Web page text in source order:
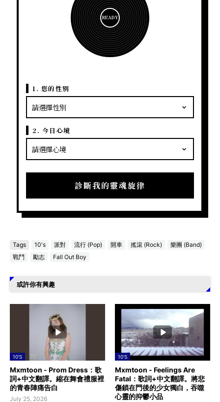
READY
1. 您的性別
2. 今日心境
診斷我的靈魂旋律
Tags 10's 派對 流行 (Pop) 開車 搖滾 (Rock)
樂團 (Band)
戰鬥
勵志 Fall Out Boy
或許你有興趣
10'S
Mxmtoon - Prom Dress：歌
詞+中文翻譯。縮在舞會禮服裡
的青春陣痛告白
July 25, 2026
10'S
Mxmtoon - Feelings Are
Fatal：歌詞+中文翻譯。將悲
傷鎖在門後的少女獨白，吞噬
心靈的抑鬱小品